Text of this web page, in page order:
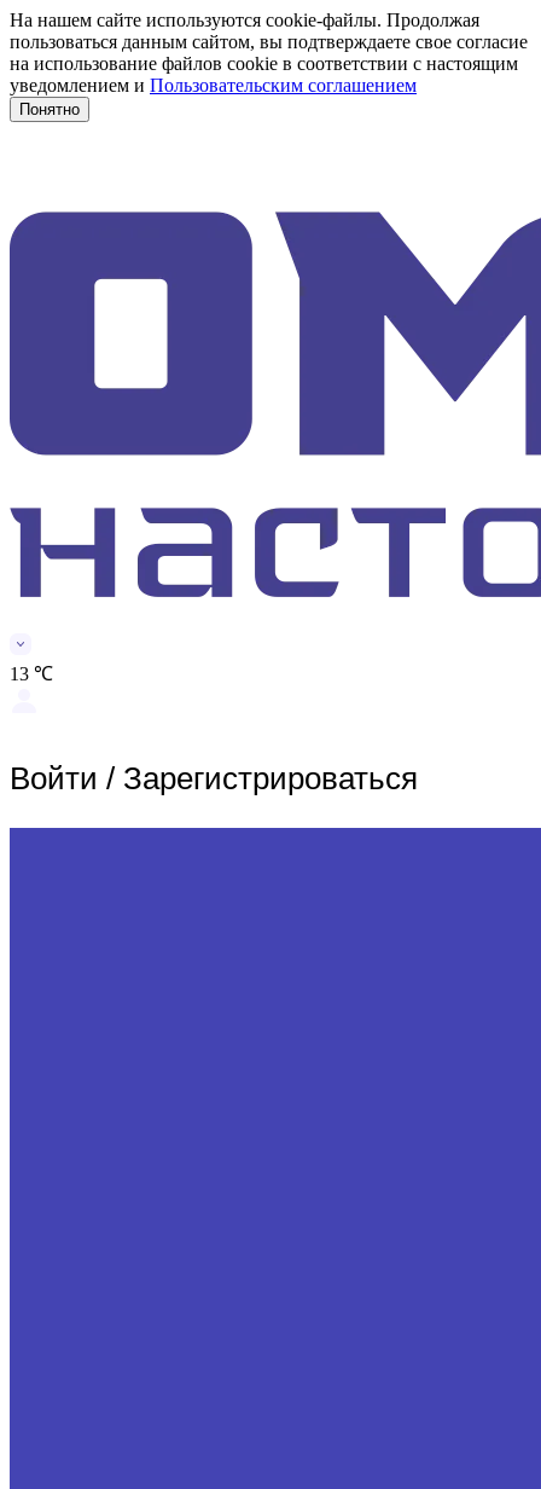
На нашем сайте используются cookie-файлы. Продолжая
пользоваться данным сайтом, вы подтверждаете свое согласие
на использование файлов cookie в соответствии с настоящим
уведомлением и Пользовательским соглашением
Понятно
13 ℃
Войти / Зарегистрироваться